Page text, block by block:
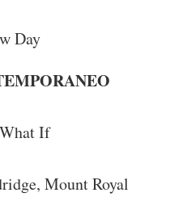
Day
If
Mount Royal